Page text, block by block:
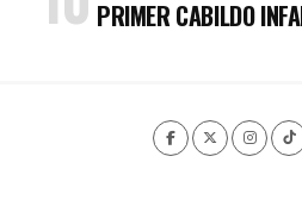
PRIMER CABILDO